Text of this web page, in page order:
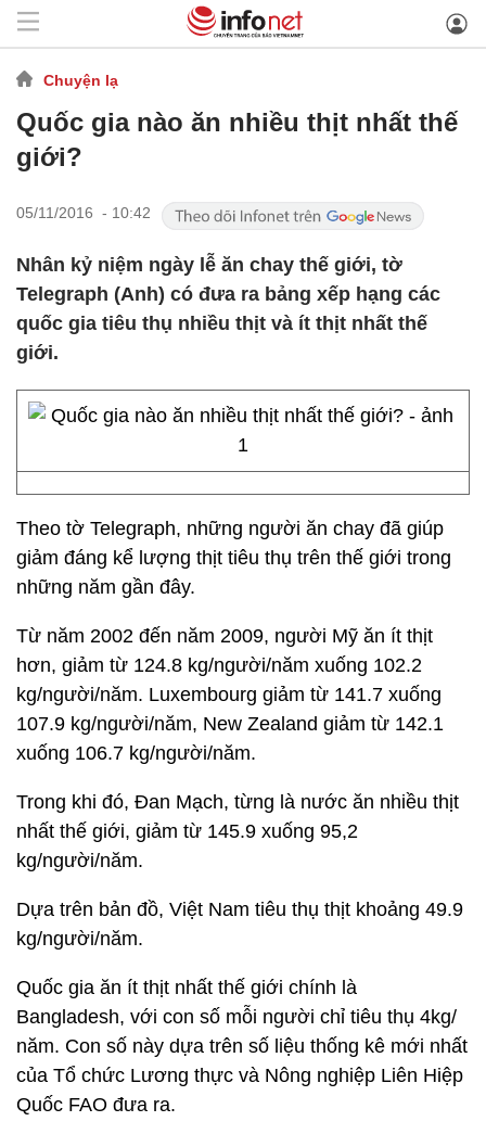
Chuyện lạ
Quốc gia nào ăn nhiều thịt nhất thế
giới?
05/11/2016 - 10:42
Nhân kỷ niệm ngày lễ ăn chay thế giới, tờ
Telegraph (Anh) có đưa ra bảng xếp hạng các
quốc gia tiêu thụ nhiều thịt và ít thịt nhất thế
giới.
Theo tờ Telegraph, những người ăn chay đã giúp
giảm đáng kể lượng thịt tiêu thụ trên thế giới trong
những năm gần đây.
Từ năm 2002 đến năm 2009, người Mỹ ăn ít thịt
hơn, giảm từ 124.8 kg/người/năm xuống 102.2
kg/người/năm. Luxembourg giảm từ 141.7 xuống
107.9 kg/người/năm, New Zealand giảm từ 142.1
xuống 106.7 kg/người/năm.
Trong khi đó, Đan Mạch, từng là nước ăn nhiều thịt
nhất thế giới, giảm từ 145.9 xuống 95,2
kg/người/năm.
Dựa trên bản đồ, Việt Nam tiêu thụ thịt khoảng 49.9
kg/người/năm.
Quốc gia ăn ít thịt nhất thế giới chính là
Bangladesh, với con số mỗi người chỉ tiêu thụ 4kg/
năm. Con số này dựa trên số liệu thống kê mới nhất
của Tổ chức Lương thực và Nông nghiệp Liên Hiệp
Quốc FAO đưa ra.